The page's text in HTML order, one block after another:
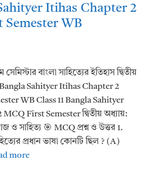
Itihas Chapter 2
WB
বাংলা সাহিত্যের ইতিহাস দ্বিতীয়
Bangla Sahityer Itihas Chapter 2
WB Class 11 Bangla Sahityer
First Semester দ্বিতীয় অধ্যায়:
ও সাহিত্য 🎯 MCQ প্রশ্ন ও উত্তর 1.
প্রধান ভাষা কোনটি ছিল ? (A)
more